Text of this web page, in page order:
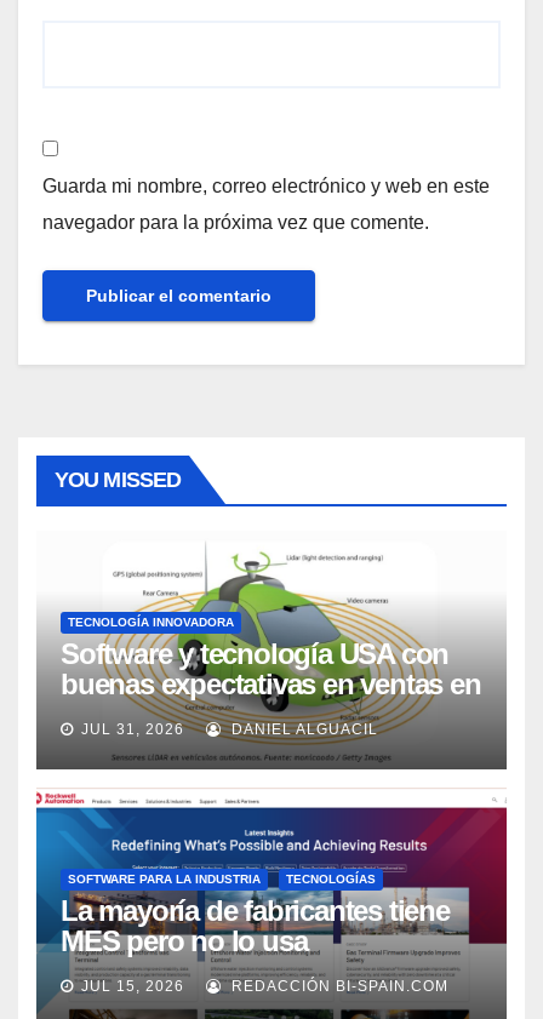
Guarda mi nombre, correo electrónico y web en este
navegador para la próxima vez que comente.
YOU MISSED
TECNOLOGÍA INNOVADORA
Software y tecnología USA con
buenas expectativas en ventas en
los próximos 2 años, según
Market Watch
JUL 31, 2026 DANIEL ALGUACIL
SOFTWARE PARA LA INDUSTRIA TECNOLOGÍAS
La mayoría de fabricantes tiene
MES pero no lo usa
adecuadamente, según Rockwell
Automation
JUL 15, 2026 REDACCIÓN BI-SPAIN.COM